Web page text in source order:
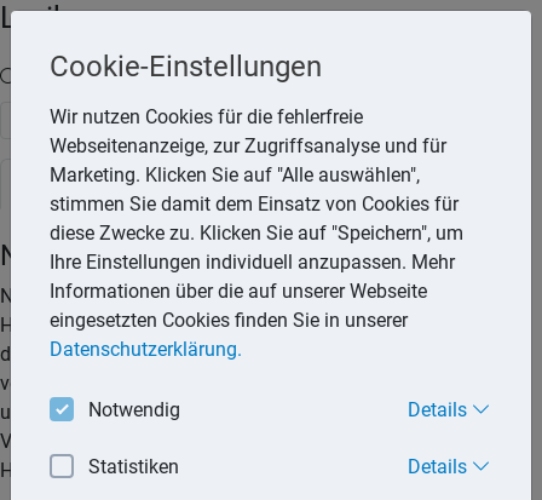
Lexika
Volltext-Suche in den Lexika
Suchen
Steuerlexikon
Nachträgliche Herstellungskosten
Nach der Fertigstellung eines Gebäudes ist
Herstellungsaufwand anzunehmen, wenn Aufwendungen
durch den Verbrauch von Gütern und die Inanspruchnahme
von Diensten für die Erweiterung oder für die über den
ursprünglichen Zustand hinausgehende wesentliche
Verbesserung eines Gebäudes entstehen (§ 255 Abs. 2 Satz 1
HGB, R 21.1(2) EStR).
Cookie-Einstellungen
Wir nutzen Cookies für die fehlerfreie
Webseitenanzeige, zur Zugriffsanalyse und für
Marketing. Klicken Sie auf "Alle auswählen",
stimmen Sie damit dem Einsatz von Cookies für
diese Zwecke zu. Klicken Sie auf "Speichern", um
Ihre Einstellungen individuell anzupassen. Mehr
Informationen über die auf unserer Webseite
eingesetzten Cookies finden Sie in unserer
Datenschutzerklärung.
Notwendig Details
Statistiken Details